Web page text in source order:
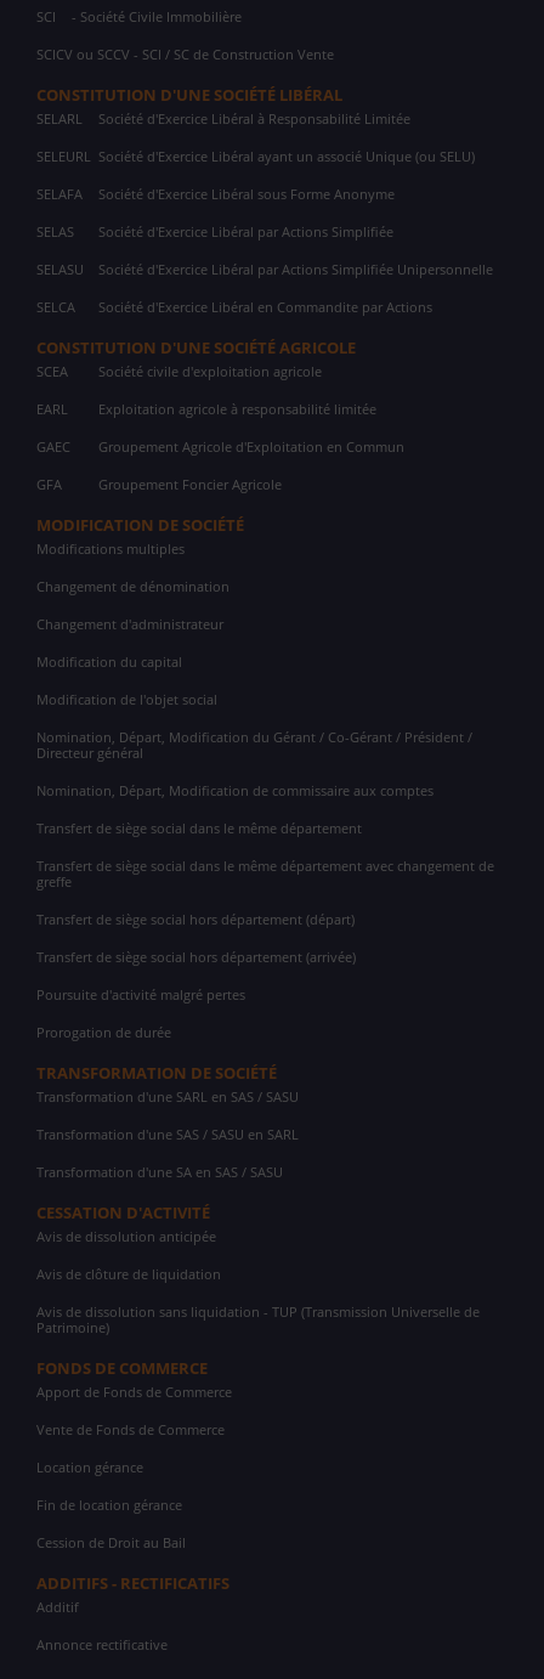
SCI - Société Civile Immobilière
SCICV ou SCCV - SCI / SC de Construction Vente
CONSTITUTION D'UNE SOCIÉTÉ LIBÉRAL
SELARL Société d'Exercice Libéral à Responsabilité Limitée
SELEURL Société d'Exercice Libéral ayant un associé Unique (ou SELU)
SELAFA Société d'Exercice Libéral sous Forme Anonyme
SELAS Société d'Exercice Libéral par Actions Simplifiée
SELASU Société d'Exercice Libéral par Actions Simplifiée Unipersonnelle
SELCA Société d'Exercice Libéral en Commandite par Actions
CONSTITUTION D'UNE SOCIÉTÉ AGRICOLE
SCEA Société civile d'exploitation agricole
EARL Exploitation agricole à responsabilité limitée
GAEC Groupement Agricole d'Exploitation en Commun
GFA Groupement Foncier Agricole
MODIFICATION DE SOCIÉTÉ
Modifications multiples
Changement de dénomination
Changement d'administrateur
Modification du capital
Modification de l'objet social
Nomination, Départ, Modification du Gérant / Co-Gérant / Président /
Directeur général
Nomination, Départ, Modification de commissaire aux comptes
Transfert de siège social dans le même département
Transfert de siège social dans le même département avec changement de
greffe
Transfert de siège social hors département (départ)
Transfert de siège social hors département (arrivée)
Poursuite d'activité malgré pertes
Prorogation de durée
TRANSFORMATION DE SOCIÉTÉ
Transformation d'une SARL en SAS / SASU
Transformation d'une SAS / SASU en SARL
Transformation d'une SA en SAS / SASU
CESSATION D'ACTIVITÉ
Avis de dissolution anticipée
Avis de clôture de liquidation
Avis de dissolution sans liquidation - TUP (Transmission Universelle de
Patrimoine)
FONDS DE COMMERCE
Apport de Fonds de Commerce
Vente de Fonds de Commerce
Location gérance
Fin de location gérance
Cession de Droit au Bail
ADDITIFS - RECTIFICATIFS
Additif
Annonce rectificative